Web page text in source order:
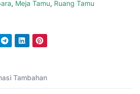
, Meja Tamu, Ruang Tamu
Tambahan